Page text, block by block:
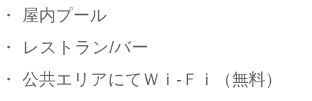
・
屋内プール
・
レストラン/バー
・
公共エリアにてＷｉ - Ｆｉ（無料）